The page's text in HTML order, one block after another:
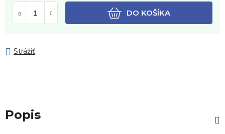
DO KOŠÍKA
Strážiť
Popis